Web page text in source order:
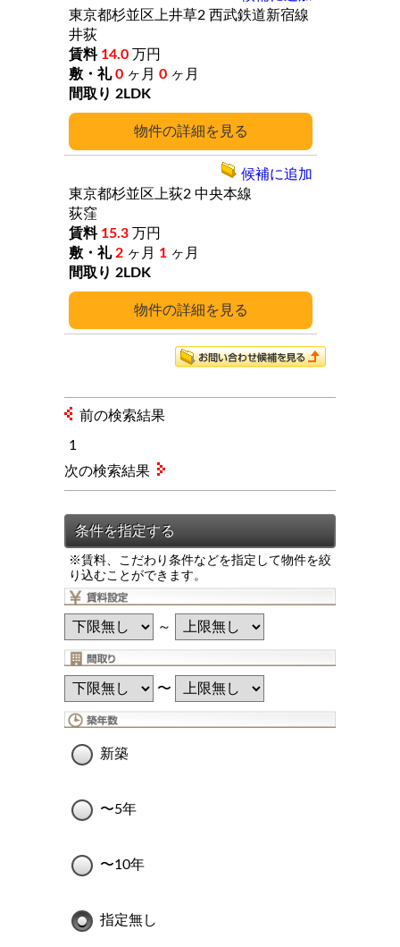
詳細
東京都杉並区上井草2 西武鉄道新宿線
井荻
14.0 万円
0 ヶ月 0 ヶ月
2LDK
詳細
東京都杉並区上荻2 中央本線
荻窪
15.3 万円
2 ヶ月 1 ヶ月
2LDK
候補に追加
前の検索結果
1
※賃料、こだわり条件などを指定して物件を絞
り込むことができます。
～
〜
新築
〜5年
〜10年
指定無し